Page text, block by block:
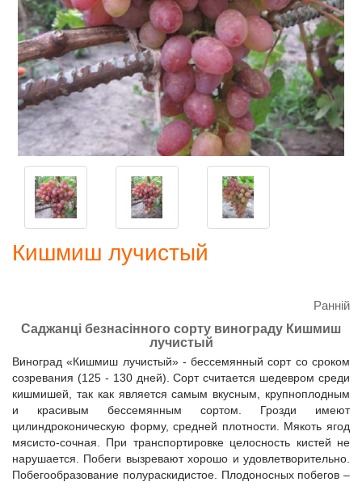
Кишмиш лучистый
Ранній
Саджанці безнасінного сорту винограду Кишмиш
лучистый
Виноград «Кишмиш лучистый» - бессемянный сорт со сроком
созревания (125 - 130 дней). Сорт считается шедевром среди
кишмишей, так как является самым вкусным, крупноплодным
и красивым бессемянным сортом. Грозди имеют
цилиндроконическую форму, средней плотности. Мякоть ягод
мясисто-сочная. При транспортировке целосность кистей не
нарушается. Побеги вызревают хорошо и удовлетворительно.
Побегообразование полураскидистое. Плодоносных побегов –